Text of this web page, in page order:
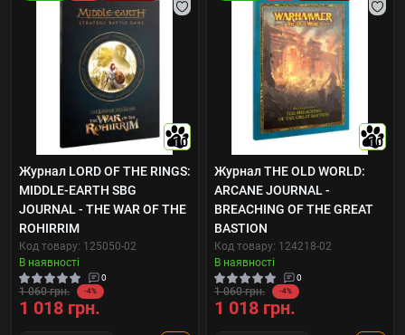
10
Журнал LORD OF THE RINGS:
MIDDLE-EARTH SBG
JOURNAL - THE WAR OF THE
ROHIRRIM
Код товару: 125050-02
В наявності
0
1 060 грн. -4%
1 018 грн.
10
Журнал THE OLD WORLD:
ARCANE JOURNAL -
BREACHING OF THE GREAT
BASTION
Код товару: 124218-02
В наявності
0
1 060 грн. -4%
1 018 грн.